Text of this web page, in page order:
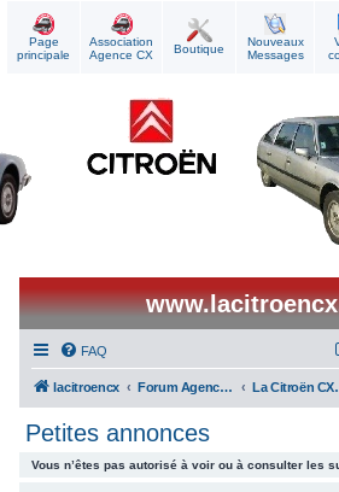
Page
principale
Association
Agence CX
Boutique
Nouveaux
Messages
FAQ
lacitroencx Forum Agence CX La
Petites annonces
Vous n’êtes pas autorisé à voir ou à consulter les